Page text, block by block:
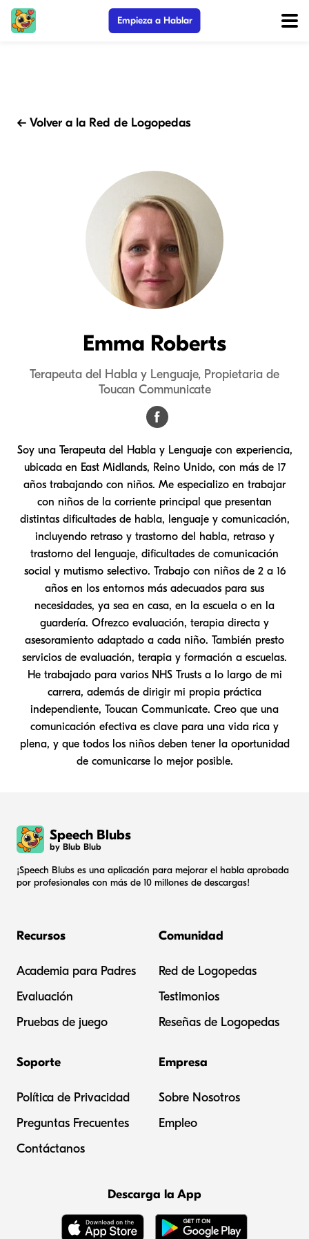
Empieza a Hablar
← Volver a la Red de Logopedas
Emma Roberts
Terapeuta del Habla y Lenguaje, Propietaria de
Toucan Communicate
Soy una Terapeuta del Habla y Lenguaje con experiencia,
ubicada en East Midlands, Reino Unido, con más de 17
años trabajando con niños. Me especializo en trabajar
con niños de la corriente principal que presentan
distintas dificultades de habla, lenguaje y comunicación,
incluyendo retraso y trastorno del habla, retraso y
trastorno del lenguaje, dificultades de comunicación
social y mutismo selectivo. Trabajo con niños de 2 a 16
años en los entornos más adecuados para sus
necesidades, ya sea en casa, en la escuela o en la
guardería. Ofrezco evaluación, terapia directa y
asesoramiento adaptado a cada niño. También presto
servicios de evaluación, terapia y formación a escuelas.
He trabajado para varios NHS Trusts a lo largo de mi
carrera, además de dirigir mi propia práctica
independiente, Toucan Communicate. Creo que una
comunicación efectiva es clave para una vida rica y
plena, y que todos los niños deben tener la oportunidad
de comunicarse lo mejor posible.
Speech Blubs
by Blub Blub
¡Speech Blubs es una aplicación para mejorar el habla aprobada
por profesionales con más de 10 millones de descargas!
Recursos
Academia para Padres
Evaluación
Pruebas de juego
Comunidad
Red de Logopedas
Testimonios
Reseñas de Logopedas
Soporte
Política de Privacidad
Preguntas Frecuentes
Contáctanos
Empresa
Sobre Nosotros
Empleo
Descarga la App